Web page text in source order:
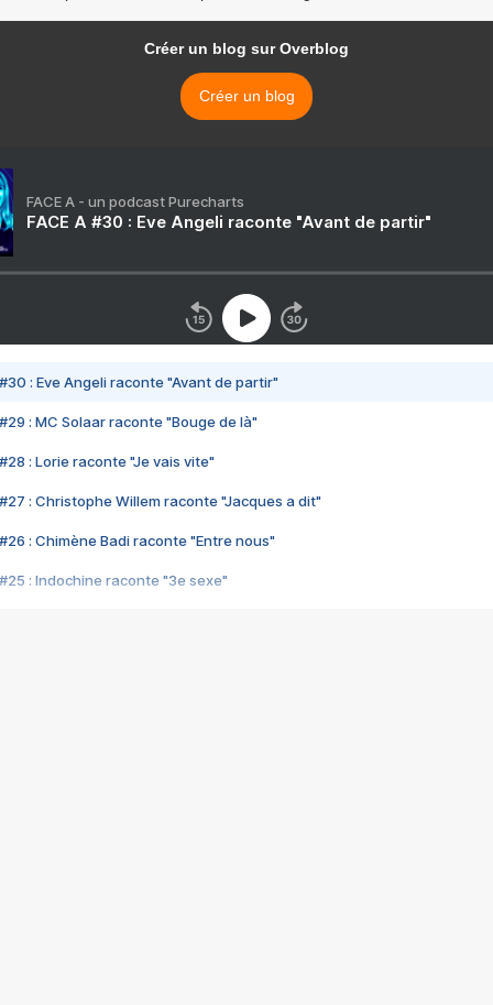
Créer un blog sur Overblog
Créer un blog
FACE A - un podcast Purecharts
FACE A #30 : Eve Angeli raconte "Avant de partir"
#30 : Eve Angeli raconte "Avant de partir"
#29 : MC Solaar raconte "Bouge de là"
#28 : Lorie raconte "Je vais vite"
#27 : Christophe Willem raconte "Jacques a dit"
#26 : Chimène Badi raconte "Entre nous"
#25 : Indochine raconte "3e sexe"